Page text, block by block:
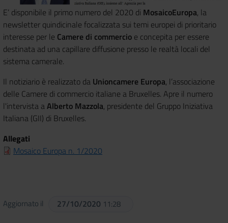
E’ disponibile il primo numero del 2020 di MosaicoEuropa, la
newsletter quindicinale focalizzata sui temi europei di prioritario
interesse per le Camere di commercio e concepita per essere
destinata ad una capillare diffusione presso le realtà locali del
sistema camerale.
Il notiziario è realizzato da Unioncamere Europa, l’associazione
delle Camere di commercio italiane a Bruxelles. Apre il numero
l'intervista aAlberto Mazzola, presidente del Gruppo Iniziativa
Italiana (GII) di Bruxelles.
Allegati
Mosaico Europa n. 1/2020
Aggiornato il 27/10/2020 11:28